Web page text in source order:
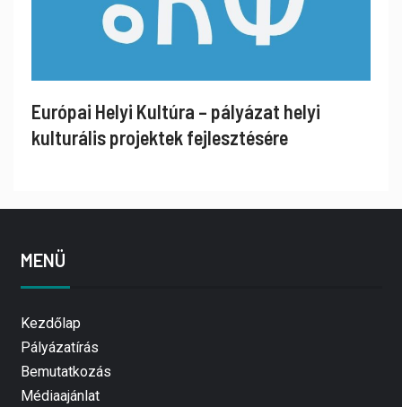
Európai Helyi Kultúra – pályázat helyi
kulturális projektek fejlesztésére
MENÜ
Kezdőlap
Pályázatírás
Bemutatkozás
Médiaajánlat